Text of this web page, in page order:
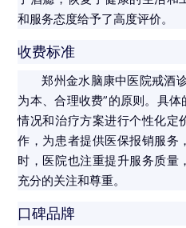
和服务态度给予了高度评价。
收费标准
郑州金水脑康中医院戒酒
为本、合理收费”的原则。具
情况和治疗方案进行个性化定
作，为患者提供医保报销服务
时，医院也注重提升服务质量
充分的关注和尊重。
口碑品牌